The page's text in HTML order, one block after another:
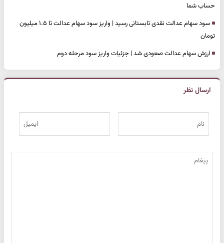
حساب شما
سود سهام عدالت نقدی تابستانی رسید | واریز سود سهام عدالت تا ۱.۵ میلیون
تومان
ارزش سهام عدالت صعودی شد | جزئیات واریز سود مرحله دوم
ارسال نظر